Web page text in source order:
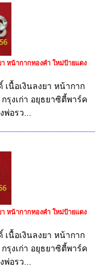
หน้ากากทองคำ ใหม่ป้ายแดง
นื้อเงินลงยา หน้ากาก
รุงเก่า อยุธยาซิตี้พาร์ค
พ่อรว...
หน้ากากทองคำ ใหม่ป้ายแดง
นื้อเงินลงยา หน้ากาก
รุงเก่า อยุธยาซิตี้พาร์ค
พ่อรว...